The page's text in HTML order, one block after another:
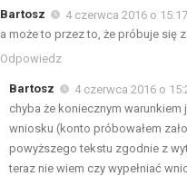
Bartosz
4 czerwca 2016 o 15:17
a może to przez to, że próbuje się
Odpowiedz
Bartosz
4 czerwca 2016 o
chyba że koniecznym warunkiem
wniosku (konto próbowałem
powyższego tekstu zgodnie z
teraz nie wiem czy wypełniać